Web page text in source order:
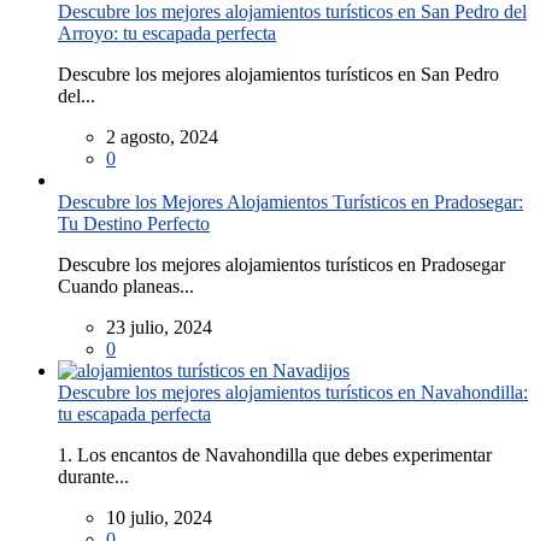
Descubre los mejores alojamientos turísticos en San Pedro del
Arroyo: tu escapada perfecta
Descubre los mejores alojamientos turísticos en San Pedro
del...
2 agosto, 2024
0
Descubre los Mejores Alojamientos Turísticos en Pradosegar:
Tu Destino Perfecto
Descubre los mejores alojamientos turísticos en Pradosegar
Cuando planeas...
23 julio, 2024
0
Descubre los mejores alojamientos turísticos en Navahondilla:
tu escapada perfecta
1. Los encantos de Navahondilla que debes experimentar
durante...
10 julio, 2024